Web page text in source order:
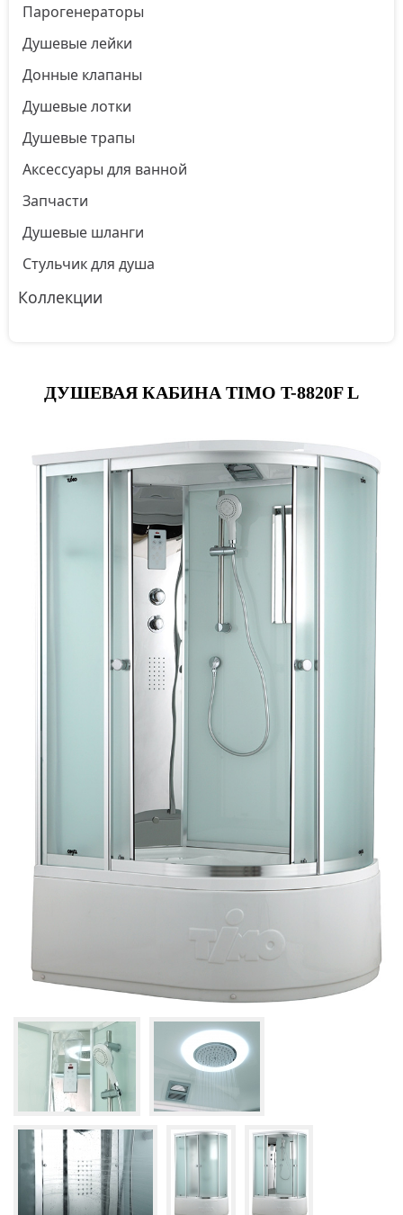
Парогенераторы
Душевые лейки
Донные клапаны
Душевые лотки
Душевые трапы
Аксессуары для ванной
Запчасти
Душевые шланги
Стульчик для душа
Коллекции
ДУШЕВАЯ КАБИНА TIMO T-8820F L